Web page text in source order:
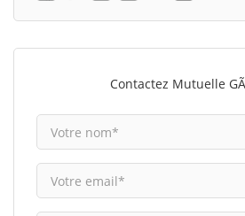
Contactez Mutuelle